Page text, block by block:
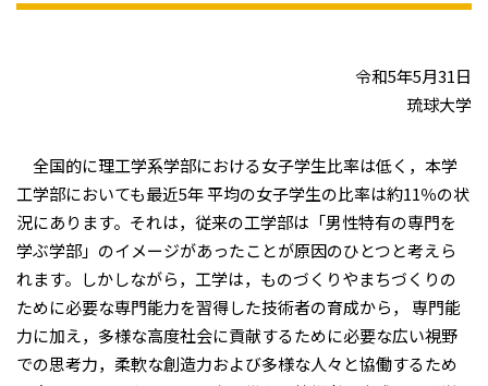
令和5年5月31日
琉球大学
全国的に理工学系学部における女子学生比率は低く，本学
工学部においても最近5年 平均の女子学生の比率は約11％の状
況にあります。それは，従来の工学部は「男性特有の専門を
学ぶ学部」のイメージがあったことが原因のひとつと考えら
れます。しかしながら，工学は，ものづくりやまちづくりの
ために必要な専門能力を習得した技術者の育成から， 専門能
力に加え，多様な高度社会に貢献するために必要な広い視野
での思考力，柔軟な創造力および多様な人々と協働するため